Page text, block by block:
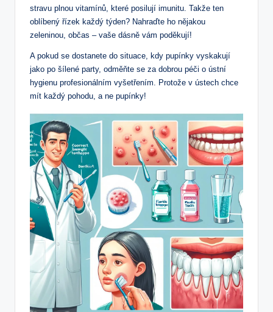
stravu plnou vitamínů, které posilují imunitu. Takže ten
oblíbený řízek každý týden? Nahraďte ho nějakou
zeleninou, občas – vaše dásně vám poděkují!
A pokud se dostanete do situace, kdy pupínky vyskakují
jako po šílené party, odměňte se za dobrou péči o ústní
hygienu profesionálním vyšetřením. Protože v ústech chce
mít každý pohodu, a ne pupínky!